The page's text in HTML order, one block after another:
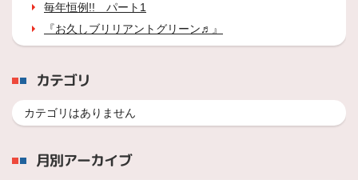
毎年恒例!! パート1
『お久しブリリアントグリーン♬』
カテゴリ
カテゴリはありません
月別アーカイブ